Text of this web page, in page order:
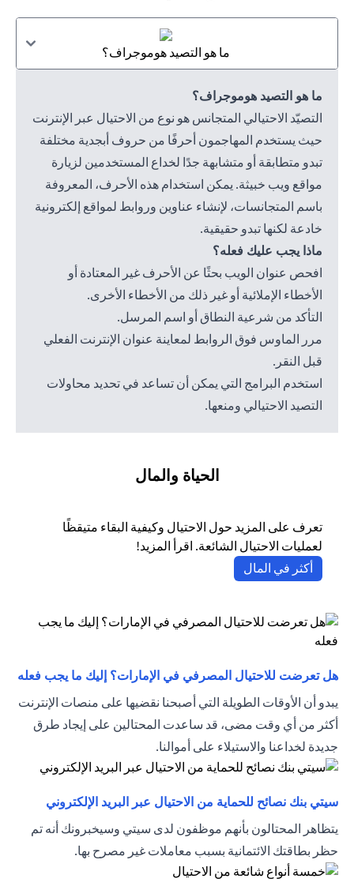
ما هو التصيد هوموجراف؟
ما هو التصيد هوموجراف؟
التصيّد الاحتيالي المتجانس هو نوع من الاحتيال عبر الإنترنت
حيث يستخدم المهاجمون أحرفًا من حروف أبجدية مختلفة
تبدو متطابقة أو متشابهة جدًا لخداع المستخدمين لزيارة
مواقع ويب خبيثة. يمكن استخدام هذه الأحرف، المعروفة
باسم المتجانسات، لإنشاء عناوين وروابط لمواقع إلكترونية
خادعة لكنها تبدو حقيقية.
ماذا يجب عليك فعله؟
افحص عنوان الويب بحثًا عن الأحرف غير المعتادة أو
الأخطاء الإملائية أو غير ذلك من الأخطاء الأخرى.
التأكد من شرعية النطاق أو اسم المرسل.
مرر الماوس فوق الروابط لمعاينة عنوان الإنترنت الفعلي
قبل النقر.
استخدم البرامج التي يمكن أن تساعد في تحديد محاولات
التصيد الاحتيالي ومنعها.
الحياة والمال
تعرف على المزيد حول الاحتيال وكيفية البقاء متيقظًا
لعمليات الاحتيال الشائعة. اقرأ المزيد!
أكثر في المال
هل تعرضت للاحتيال المصرفي في الإمارات؟ إليك ما يجب فعله
يبدو أن الأوقات الطويلة التي أصبحنا نقضيها على منصات الإنترنت
أكثر من أي وقت مضى، قد ساعدت المحتالين على إيجاد طرق
جديدة لخداعنا والاستيلاء على أموالنا.
سيتي بنك نصائح للحماية من الاحتيال عبر البريد الإلكتروني
يتظاهر المحتالون بأنهم موظفون لدى سيتي وسيخبرونك أنه تم
حظر بطاقتك الائتمانية بسبب معاملات غير مصرح بها.